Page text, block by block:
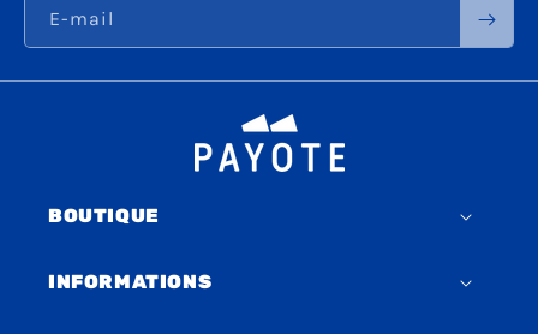
E-mail
BOUTIQUE
INFORMATIONS